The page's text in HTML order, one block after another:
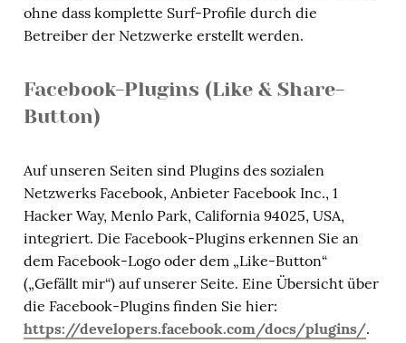
ohne dass komplette Surf-Profile durch die
Betreiber der Netzwerke erstellt werden.
Facebook-Plugins (Like & Share-
Button)
Auf unseren Seiten sind Plugins des sozialen
Netzwerks Facebook, Anbieter Facebook Inc., 1
Hacker Way, Menlo Park, California 94025, USA,
integriert. Die Facebook-Plugins erkennen Sie an
dem Facebook-Logo oder dem „Like-Button“
(„Gefällt mir“) auf unserer Seite. Eine Übersicht über
die Facebook-Plugins finden Sie hier:
https://developers.facebook.com/docs/plugins/.